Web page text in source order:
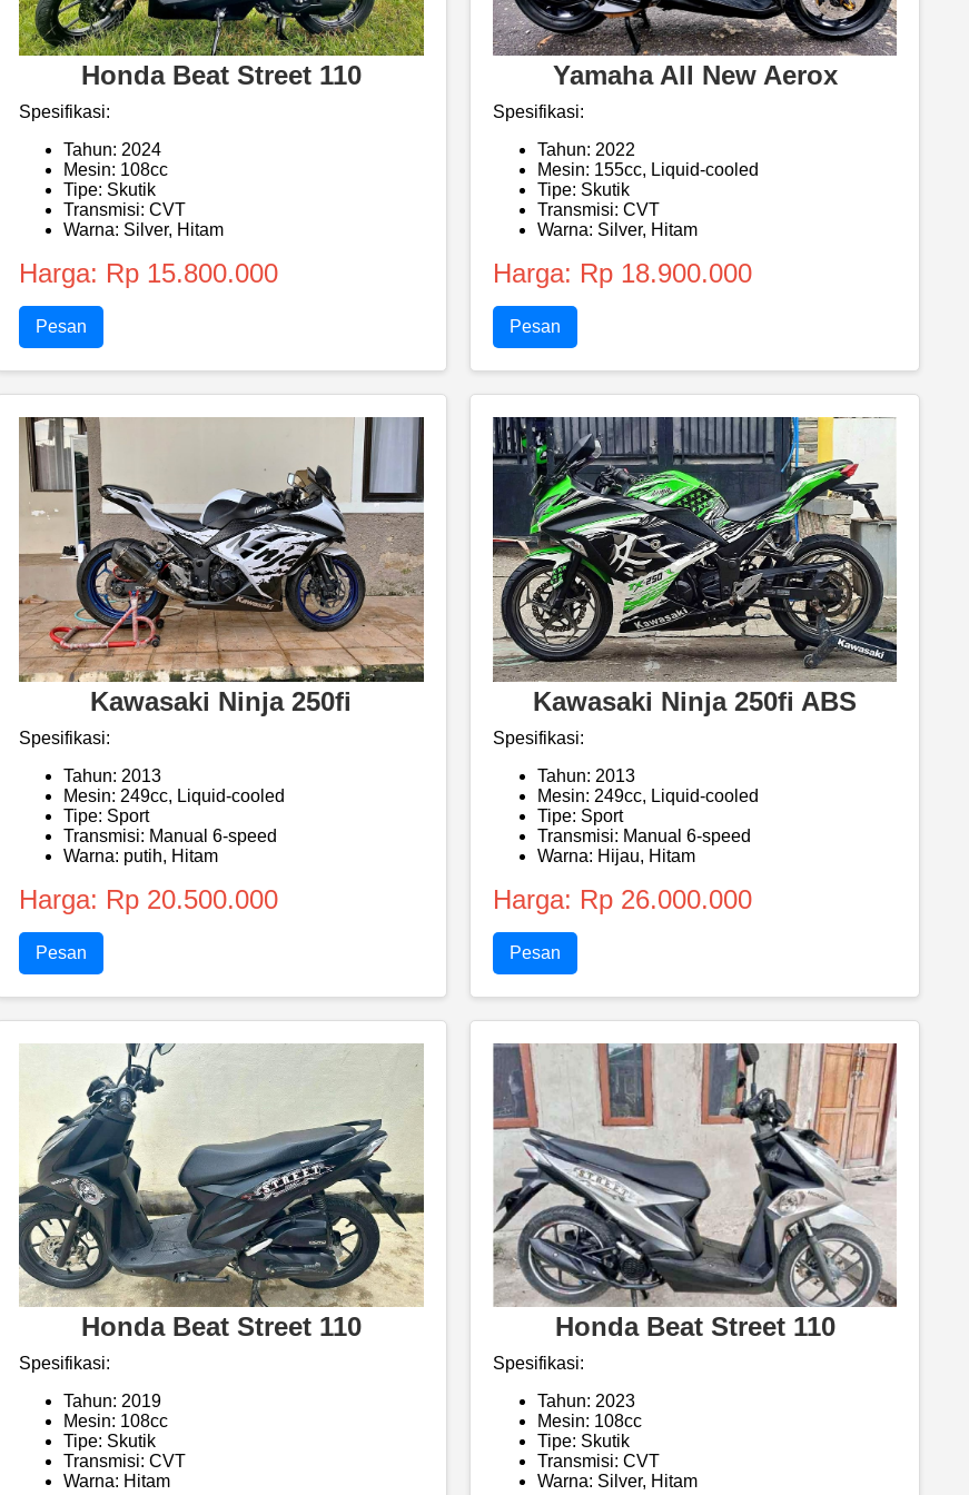
Honda Beat Street 110
Spesifikasi:
Tahun: 2024
Mesin: 108cc
Tipe: Skutik
Transmisi: CVT
Warna: Silver, Hitam
Harga: Rp 15.800.000
Pesan
Yamaha All New Aerox
Spesifikasi:
Tahun: 2022
Mesin: 155cc, Liquid-cooled
Tipe: Skutik
Transmisi: CVT
Warna: Silver, Hitam
Harga: Rp 18.900.000
Pesan
Kawasaki Ninja 250fi
Spesifikasi:
Tahun: 2013
Mesin: 249cc, Liquid-cooled
Tipe: Sport
Transmisi: Manual 6-speed
Warna: putih, Hitam
Harga: Rp 20.500.000
Pesan
Kawasaki Ninja 250fi ABS
Spesifikasi:
Tahun: 2013
Mesin: 249cc, Liquid-cooled
Tipe: Sport
Transmisi: Manual 6-speed
Warna: Hijau, Hitam
Harga: Rp 26.000.000
Pesan
Honda Beat Street 110
Spesifikasi:
Tahun: 2019
Mesin: 108cc
Tipe: Skutik
Transmisi: CVT
Warna: Hitam
Honda Beat Street 110
Spesifikasi:
Tahun: 2023
Mesin: 108cc
Tipe: Skutik
Transmisi: CVT
Warna: Silver, Hitam